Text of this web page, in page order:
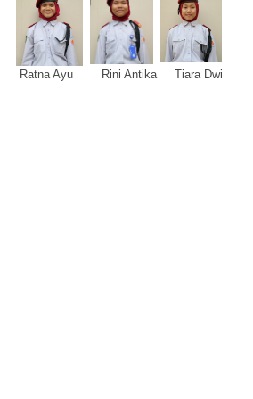
Ratna Ayu Rini Antika Tiara Dwi